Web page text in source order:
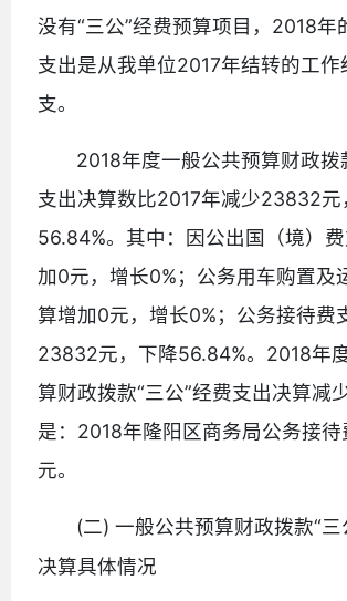
没有“三公”经费预算项目，2018年
支出是从我单位2017年结转的工作
支。
2018年度一般公共预算财政拨
支出决算数比2017年减少23832元
56.84%。其中：因公出国（境）
加0元，增长0%；公务用车购置及
算增加0元，增长0%；公务接待费
23832元，下降56.84%。2018年
算财政拨款“三公”经费支出决算减
是：2018年隆阳区商务局公务接
元。
(二)一般公共预算财政拨款“
决算具体情况